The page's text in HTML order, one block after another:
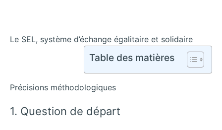
Le SEL, système d’échange égalitaire et solidaire
Table des matières
Précisions méthodologiques
1. Question de départ